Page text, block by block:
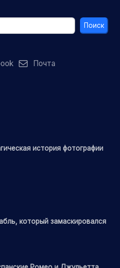
Поиск
Почта
история фотографии
который замаскировался